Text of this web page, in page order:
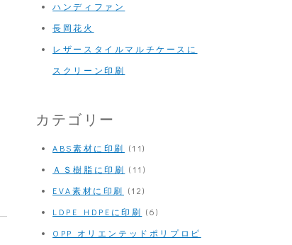
ハンディファン
長岡花火
レザースタイルマルチケースに
スクリーン印刷
カテゴリー
ABS素材に印刷 (11)
ＡＳ樹脂に印刷 (11)
EVA素材に印刷 (12)
LDPE HDPEに印刷 (6)
OPP オリエンテッドポリプロピ